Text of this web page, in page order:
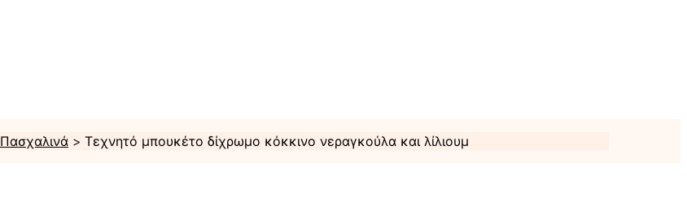
Πασχαλινά Τεχνητό μπουκέτο δίχρωμο κόκκινο νεραγκούλα και λίλιουμ